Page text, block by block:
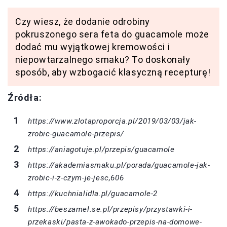
Czy wiesz, że dodanie odrobiny
pokruszonego sera feta do guacamole może
dodać mu wyjątkowej kremowości i
niepowtarzalnego smaku? To doskonały
sposób, aby wzbogacić klasyczną recepturę!
Źródła:
https://www.zlotaproporcja.pl/2019/03/03/jak-
zrobic-guacamole-przepis/
https://aniagotuje.pl/przepis/guacamole
https://akademiasmaku.pl/porada/guacamole-jak-
zrobic-i-z-czym-je-jesc,606
https://kuchnialidla.pl/guacamole-2
https://beszamel.se.pl/przepisy/przystawki-i-
przekaski/pasta-z-awokado-przepis-na-domowe-